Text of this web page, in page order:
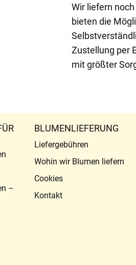
Wir liefern
bieten die
Zustellung per
mit größter
–
BLUMENLIEFERUNG
Liefergebühren
Wohin wir Blumen liefern
Cookies
Kontakt